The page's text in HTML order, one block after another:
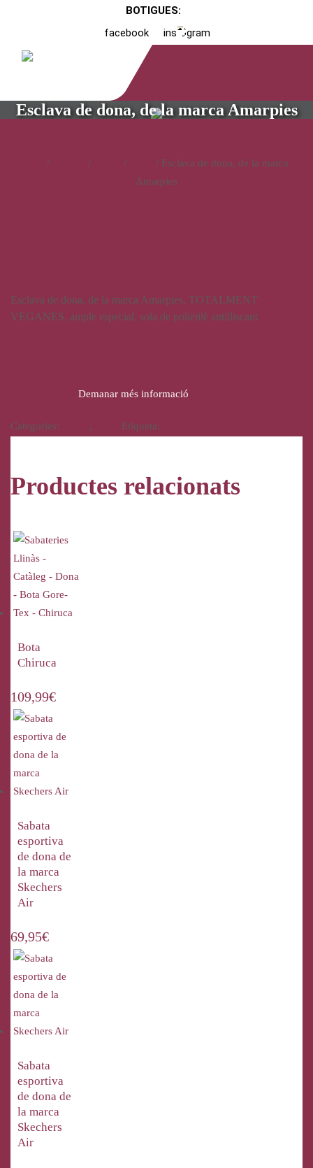
BOTIGUES:
facebook
instagram
Esclava de dona, de la marca Amarpies
/ / /
/ Esclava de dona, de la marca
Amarpies
Esclava de dona, de la marca Amarpies, TOTALMENT
VEGANES, ample especial, sola de polietilè antilliscant
Demanar més informació
Categories: , Etiqueta:
Productes relacionats
Bota
Chiruca
109,99€
Sabata
esportiva
de dona de
la marca
Skechers
Air
69,95€
Sabata
esportiva
de dona de
la marca
Skechers
Air